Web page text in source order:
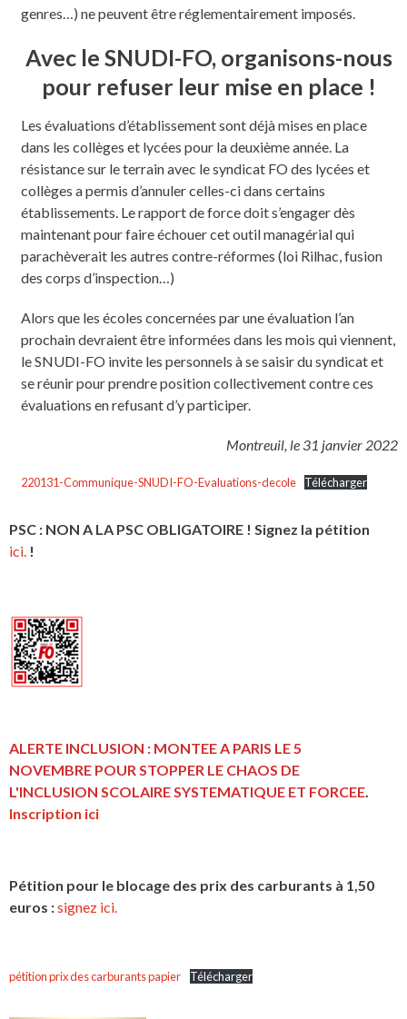
genres…) ne peuvent être réglementairement imposés.
Avec le SNUDI-FO, organisons-nous
pour refuser leur mise en place !
Les évaluations d’établissement sont déjà mises en place
dans les collèges et lycées pour la deuxième année. La
résistance sur le terrain avec le syndicat FO des lycées et
collèges a permis d’annuler celles-ci dans certains
établissements. Le rapport de force doit s’engager dès
maintenant pour faire échouer cet outil managérial qui
parachèverait les autres contre-réformes (loi Rilhac, fusion
des corps d’inspection…)
Alors que les écoles concernées par une évaluation l’an
prochain devraient être informées dans les mois qui viennent,
le SNUDI-FO invite les personnels à se saisir du syndicat et
se réunir pour prendre position collectivement contre ces
évaluations en refusant d’y participer.
Montreuil, le 31 janvier 2022
220131-Communique-SNUDI-FO-Evaluations-decole Télécharger
PSC : NON A LA PSC OBLIGATOIRE ! Signez la pétition
ici. !
ALERTE INCLUSION : MONTEE A PARIS LE 5
NOVEMBRE POUR STOPPER LE CHAOS DE
L'INCLUSION SCOLAIRE SYSTEMATIQUE ET FORCEE
Inscription ici
Pétition pour le blocage des prix des carburants à 1,50
euros :signez ici.
pétition prix des carburants papier Télécharger